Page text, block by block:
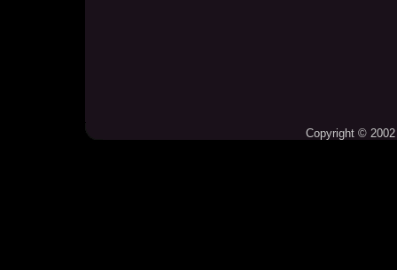
Copyright ©